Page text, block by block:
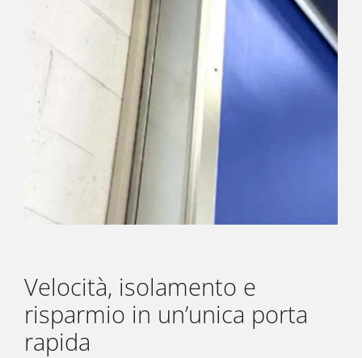
Velocità, isolamento e
risparmio in un’unica porta
rapida